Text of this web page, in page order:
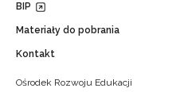
BIP
Materiały do pobrania
Kontakt
Ośrodek Rozwoju Edukacji